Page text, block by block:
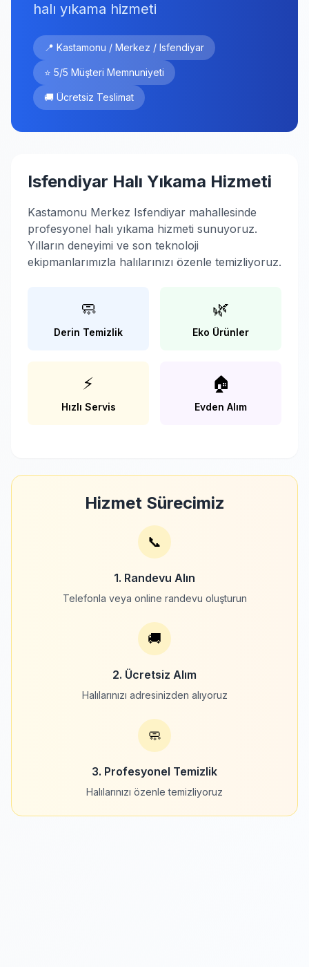
halı yıkama hizmeti
📍 Kastamonu / Merkez / Isfendiyar
⭐ 5/5 Müşteri Memnuniyeti
🚚 Ücretsiz Teslimat
Isfendiyar Halı Yıkama Hizmeti
Kastamonu Merkez Isfendiyar mahallesinde
profesyonel halı yıkama hizmeti sunuyoruz.
Yılların deneyimi ve son teknoloji
ekipmanlarımızla halılarınızı özenle temizliyoruz.
🧼
Derin Temizlik
🌿
Eko Ürünler
⚡
Hızlı Servis
🏠
Evden Alım
Hizmet Sürecimiz
📞
1. Randevu Alın
Telefonla veya online randevu oluşturun
🚚
2. Ücretsiz Alım
Halılarınızı adresinizden alıyoruz
🧼
3. Profesyonel Temizlik
Halılarınızı özenle temizliyoruz